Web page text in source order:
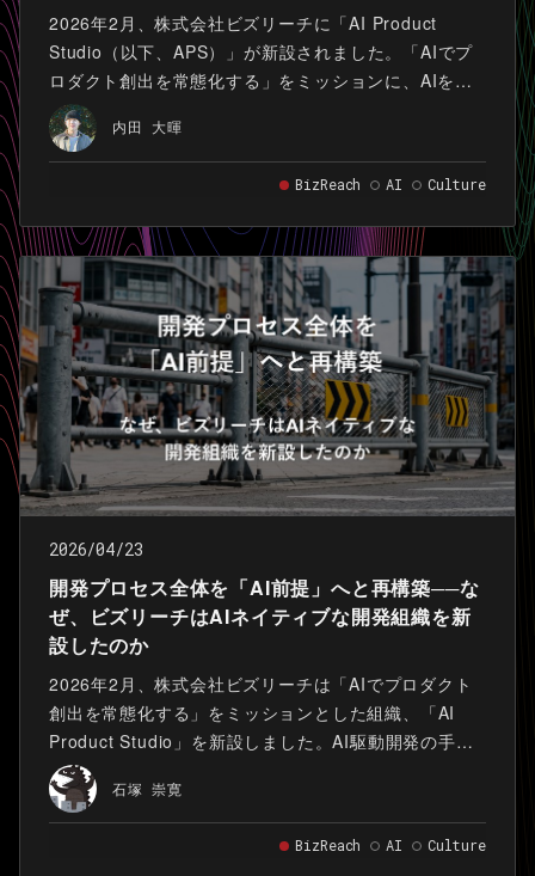
2026年2月、株式会社ビズリーチに「AI Product
Studio（以下、APS）」が新設されました。「AIでプ
ロダクト創出を常態化する」をミッションに、AIを前
提としたプロダクト開発のあり方と新規プロダクトの
立ち上げに取り組んでいる組織です。 私は2022年に新
卒入社し、複数プロダクトの立ち上げを経て、APSへ
異動しました。 この記事では、APSに異動してから2
ヶ月間で私がオーナーシップを持って進めた、スライ
ドを軸にしたチーム内ナレッジ共有の取り組みについ
て書きます。Agent Skill「lt-marp」と共に自分自身が
火付け役となり、累計69本のスライド資料が生まれ、
その一部を週次のLT会で発表する流れも定着しまし
た。 AI駆動開発への転換期において、個人の試行錯誤
をどれだけ早くチームの知識に変えられるかが、組織
の競争力を分ける要素になってきていると感じていま
す。本記事はその一例として読んでいただければと思
います。
内田 大暉
BizReach AI Culture
2026/04/23
開発プロセス全体を「AI前提」へと再構築──な
ぜ、ビズリーチはAIネイティブな開発組織を新
設したのか
2026年2月、株式会社ビズリーチは「AIでプロダクト
創出を常態化する」をミッションとした組織、「AI
Product Studio」を新設しました。AI駆動開発の手法
を確立しながら、同時に事業を創出していく。そして
確立した手法をビズリーチ全体に展開していく。それ
が「AI Product Studio」の役割です。
石塚 崇寛
BizReach AI Culture